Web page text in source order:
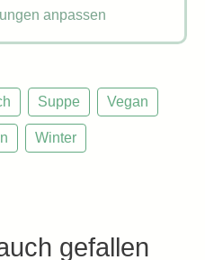
anpassen
Suppe Vegan
Winter
gefallen